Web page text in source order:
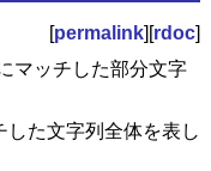
[permalink][rdoc]
マッチした部分文字
た文字列全体を表し